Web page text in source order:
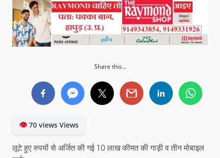
Share this...
👁70 views Views
लूटे हुए रुपयों से अर्जित की गई 10 लाख कीमत की गाड़ी व तीन मोबाइल